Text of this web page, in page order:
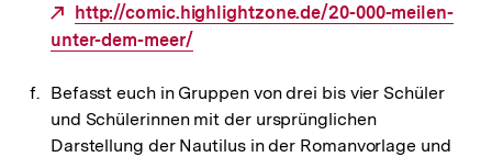
Externer
Link:
http://comic.highlightzone.de/20-000-meilen-
unter-dem-meer/
Befasst euch in Gruppen von drei bis vier Schüler
und Schülerinnen mit der ursprünglichen
Darstellung der Nautilus in der Romanvorlage und